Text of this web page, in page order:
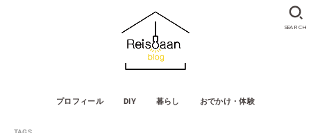
プロフィール DIY 暮らし おでかけ・体験
SEARCH